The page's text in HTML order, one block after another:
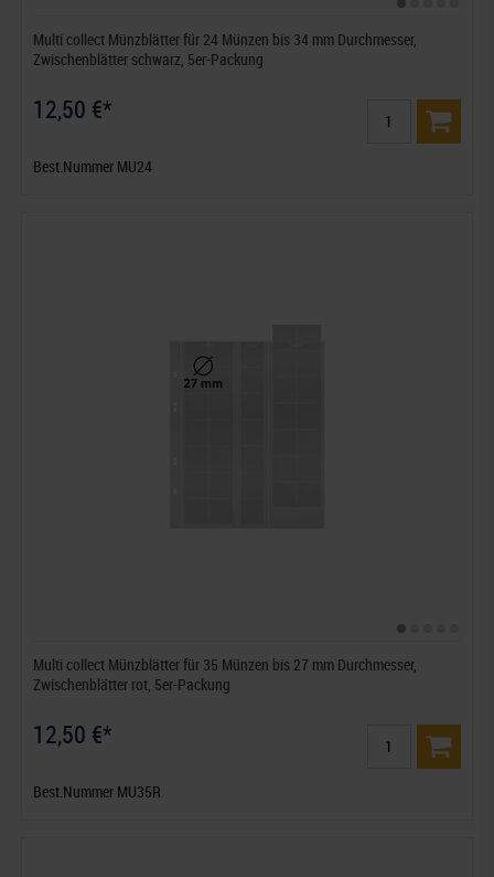
Multi collect Münzblätter für 24 Münzen bis 34 mm Durchmesser,
Zwischenblätter schwarz, 5er-Packung
12,50 €*
Best.Nummer MU24
Multi collect Münzblätter für 35 Münzen bis 27 mm Durchmesser,
Zwischenblätter rot, 5er-Packung
12,50 €*
Best.Nummer MU35R